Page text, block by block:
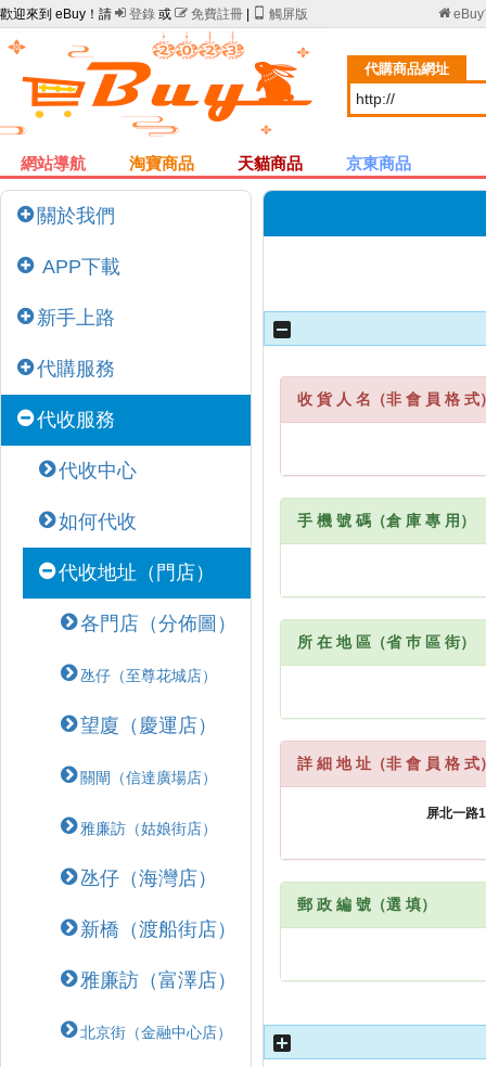
歡迎來到 eBuy！請  登錄 或  免費註冊 觸屏版 eBuy
代購商品網址
網站導航 淘寶商品 天貓商品 京東商品
關於我們
APP下載
新手上路
代購服務
代收服務
代收中心
如何代收
代收地址（門店）
各門店（分佈圖）
氹仔（至尊花城店）
望廈（慶運店）
關閘（信達廣場店）
雅廉訪（姑娘街店）
氹仔（海灣店）
新橋（渡船街店）
雅廉訪（富澤店）
北京街（金融中心店）
收 貨 人 名（非 會 員 格 式
手 機 號 碼（倉 庫 專 用）
所 在 地 區（省 巿 區 街）
詳 細 地 址（非 會 員 格 式
郵 政 編 號（選 填）